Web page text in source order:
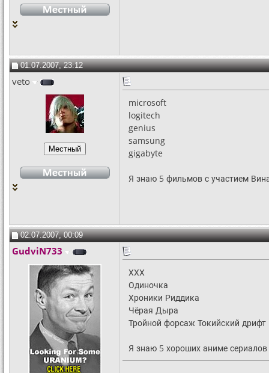
01.07.2007, 23:12
veto
microsoft
logitech
genius
samsung
gigabyte
Я знаю 5 фильмов с участием
02.07.2007, 00:09
GudviN733
ХХХ
Одиночка
Хроники Риддика
Чёрая Дыра
Тройной форсаж Токийский дрифт
Я знаю 5 хороших аниме